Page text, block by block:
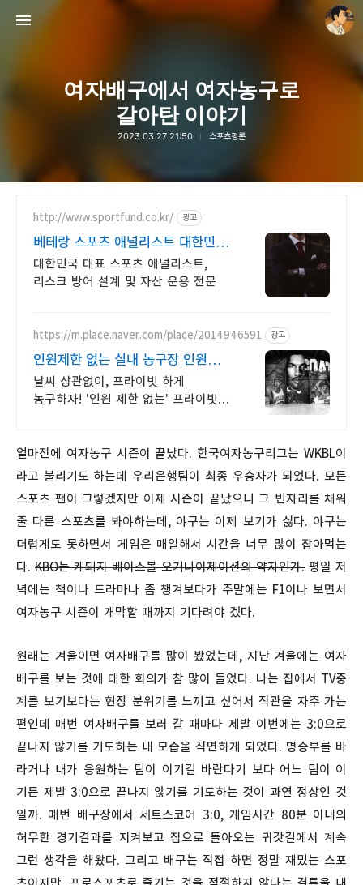
여자배구에서 여자농구로
갈아탄 이야기
2023.03.27 21:50 스포츠평론
http://www.sportfund.co.kr/ 광고
베테랑 스포츠 애널리스트 대한민국
1순위 전력 분석가
대한민국 대표 스포츠 애널리스트,
리스크 방어 설계 및 자산 운용 전문
https://m.place.naver.com/place/2014946591 광고
인원제한 없는 실내 농구장 인원제한
없는 실내 농구장
날씨 상관없이, 프라이빗 하게
농구하자! '인원 제한 없는' 프라이빗
얼마전에 여자농구 시즌이 끝났다. 한국여자농구리그는 WKBL이
라고 불리기도 하는데 우리은행팀이 최종 우승자가 되었다. 모든
스포츠 팬이 그렇겠지만 이제 시즌이 끝났으니 그 빈자리를 채워
줄 다른 스포츠를 봐야하는데, 야구는 이제 보기가 싫다. 야구는
더럽게도 못하면서 게임은 매일해서 시간을 너무 많이 잡아먹는
다. KBO는 캐돼지 베이스볼 오거나이제이션의 약자인가. 평일 저
녁에는 책이나 드라마나 좀 챙겨보다가 주말에는 F1이나 보면서
여자농구 시즌이 개막할 때까지 기다려야 겠다.
원래는 겨울이면 여자배구를 많이 봤었는데, 지난 겨울에는 여자
배구를 보는 것에 대한 회의가 참 많이 들었다. 나는 집에서 TV중
계를 보기보다는 현장 분위기를 느끼고 싶어서 직관을 자주 가는
편인데 매번 여자배구를 보러 갈 때마다 제발 이번에는 3:0으로
끝나지 않기를 기도하는 내 모습을 직면하게 되었다. 명승부를 바
라거나 내가 응원하는 팀이 이기길 바란다기 보다 어느 팀이 이
기든 제발 3:0으로 끝나지 않기를 기도하는 것이 과연 정상인 것
일까. 매번 배구장에서 세트스코어 3:0, 게임시간 80분 이내의
허무한 경기결과를 지켜보고 집으로 돌아오는 귀갓길에서 계속
그런 생각을 해왔다. 그리고 배구는 직접 하면 정말 재밌는 스포
thebravepost.com